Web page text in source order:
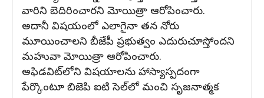
వారిని బెదిరించారని మోయిత్రా ఆరోపించారు.
అదానీ విషయంలో ఎలాగైనా తన నోరు
మూయించాలని బీజేపీ ప్రభుత్వం ఎదురుచూస్తోందని
మహువా మోయిత్రా ఆరోపించారు.
అఫిడవిట్‌లోని విషయాలను హాస్యాస్పదంగా
పేర్కొంటూ బిజెపి ఐటి సెల్‌లో మంచి సృజనాత్మక